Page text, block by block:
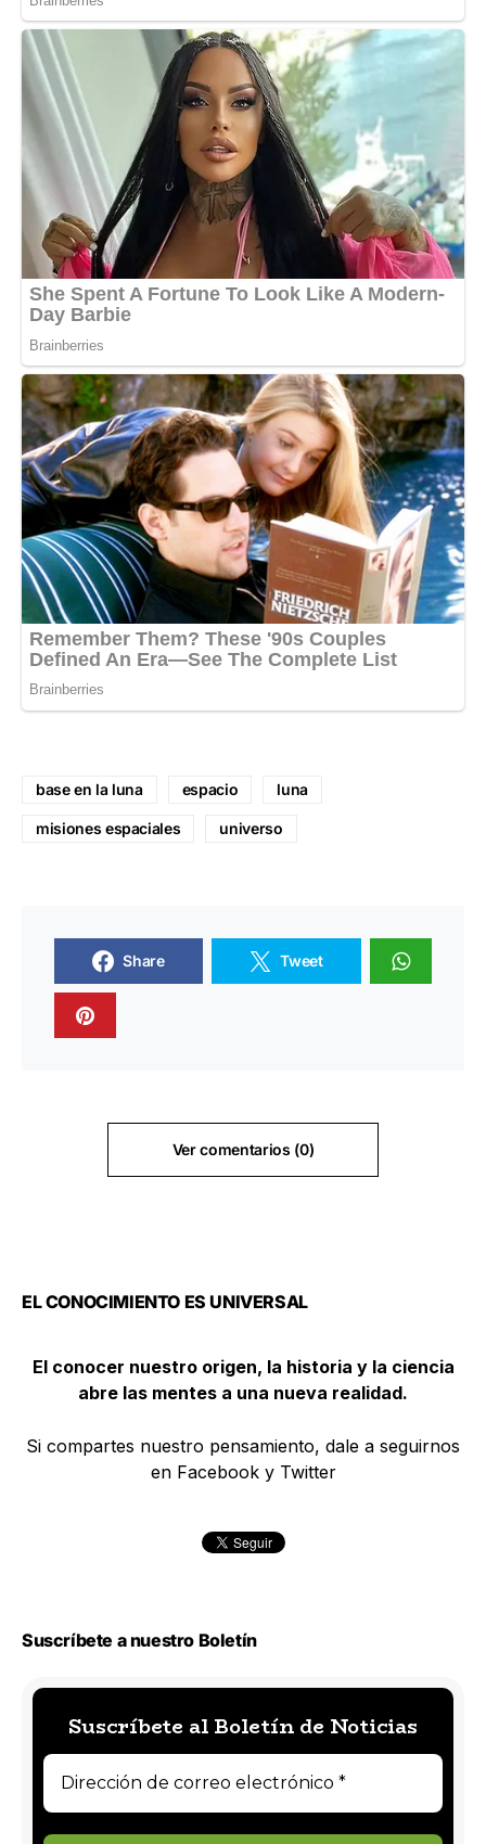
base en la luna espacio luna
misiones espaciales universo
Share Tweet
Ver comentarios (0)
EL CONOCIMIENTO ES UNIVERSAL
El conocer nuestro origen, la historia y la ciencia
abre las mentes a una nueva realidad.
Si compartes nuestro pensamiento, dale a seguirnos
en Facebook y Twitter
Suscríbete a nuestro Boletín
Suscríbete al Boletín de Noticias